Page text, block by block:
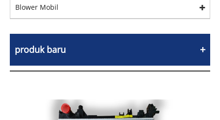
Blower Mobil
produk baru